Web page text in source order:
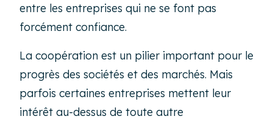
entre les entreprises qui ne se font pas
forcément confiance.
La coopération est un pilier important pour le
progrès des sociétés et des marchés. Mais
parfois certaines entreprises mettent leur
intérêt au-dessus de toute autre